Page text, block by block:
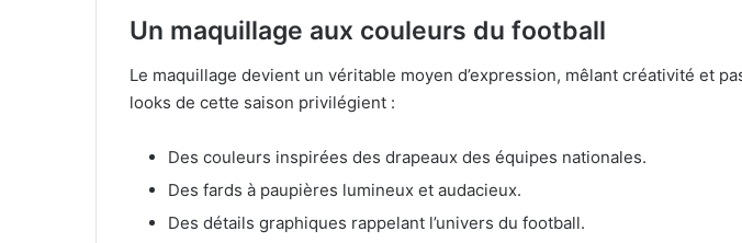
Un maquillage aux couleurs du football
Le maquillage devient un véritable moyen d’expression, mêlant créativité et
looks de cette saison privilégient :
Des couleurs inspirées des drapeaux des équipes nationales.
Des fards à paupières lumineux et audacieux.
Des détails graphiques rappelant l’univers du football.